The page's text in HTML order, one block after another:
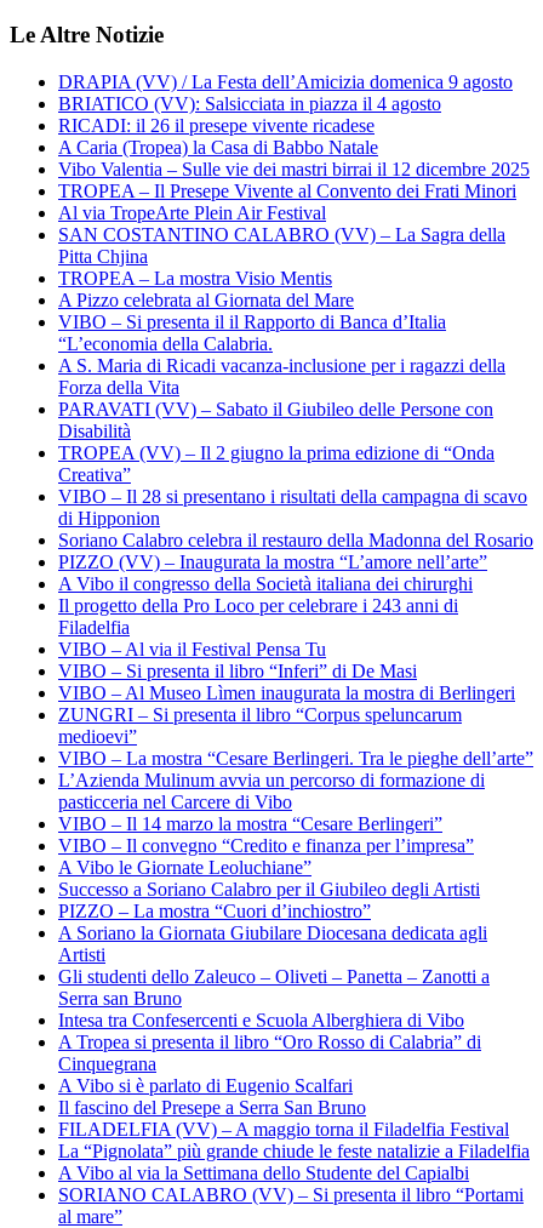
Le Altre Notizie
DRAPIA (VV) / La Festa dell’Amicizia domenica 9 agosto
BRIATICO (VV): Salsicciata in piazza il 4 agosto
RICADI: il 26 il presepe vivente ricadese
A Caria (Tropea) la Casa di Babbo Natale
Vibo Valentia – Sulle vie dei mastri birrai il 12 dicembre 2025
TROPEA – Il Presepe Vivente al Convento dei Frati Minori
Al via TropeArte Plein Air Festival
SAN COSTANTINO CALABRO (VV) – La Sagra della
Pitta Chjina
TROPEA – La mostra Visio Mentis
A Pizzo celebrata al Giornata del Mare
VIBO – Si presenta il il Rapporto di Banca d’Italia
“L’economia della Calabria.
A S. Maria di Ricadi vacanza-inclusione per i ragazzi della
Forza della Vita
PARAVATI (VV) – Sabato il Giubileo delle Persone con
Disabilità
TROPEA (VV) – Il 2 giugno la prima edizione di “Onda
Creativa”
VIBO – Il 28 si presentano i risultati della campagna di scavo
di Hipponion
Soriano Calabro celebra il restauro della Madonna del Rosario
PIZZO (VV) – Inaugurata la mostra “L’amore nell’arte”
A Vibo il congresso della Società italiana dei chirurghi
Il progetto della Pro Loco per celebrare i 243 anni di
Filadelfia
VIBO – Al via il Festival Pensa Tu
VIBO – Si presenta il libro “Inferi” di De Masi
VIBO – Al Museo Lìmen inaugurata la mostra di Berlingeri
ZUNGRI – Si presenta il libro “Corpus speluncarum
medioevi”
VIBO – La mostra “Cesare Berlingeri. Tra le pieghe dell’arte”
L’Azienda Mulinum avvia un percorso di formazione di
pasticceria nel Carcere di Vibo
VIBO – Il 14 marzo la mostra “Cesare Berlingeri”
VIBO – Il convegno “Credito e finanza per l’impresa”
A Vibo le Giornate Leoluchiane”
Successo a Soriano Calabro per il Giubileo degli Artisti
PIZZO – La mostra “Cuori d’inchiostro”
A Soriano la Giornata Giubilare Diocesana dedicata agli
Artisti
Gli studenti dello Zaleuco – Oliveti – Panetta – Zanotti a
Serra san Bruno
Intesa tra Confesercenti e Scuola Alberghiera di Vibo
A Tropea si presenta il libro “Oro Rosso di Calabria” di
Cinquegrana
A Vibo si è parlato di Eugenio Scalfari
Il fascino del Presepe a Serra San Bruno
FILADELFIA (VV) – A maggio torna il Filadelfia Festival
La “Pignolata” più grande chiude le feste natalizie a Filadelfia
A Vibo al via la Settimana dello Studente del Capialbi
SORIANO CALABRO (VV) – Si presenta il libro “Portami
al mare”